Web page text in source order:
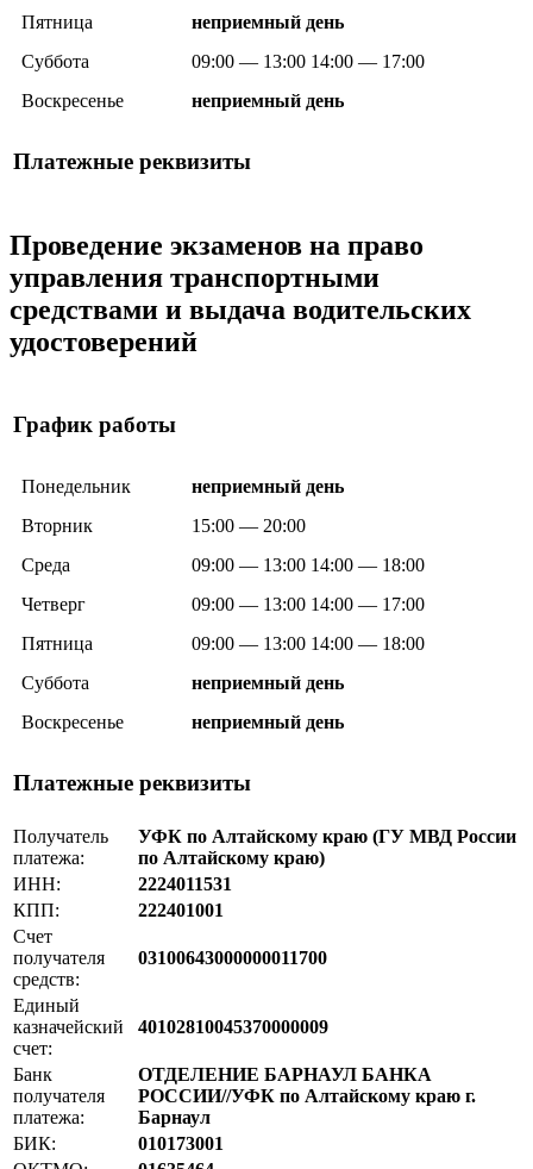
Пятница
неприемный день
Суббота
09:00 — 13:00 14:00 — 17:00
Воскресенье
неприемный день
Платежные реквизиты
Проведение экзаменов на право
управления транспортными
средствами и выдача водительских
удостоверений
График работы
Понедельник
неприемный день
Вторник
15:00 — 20:00
Среда
09:00 — 13:00 14:00 — 18:00
Четверг
09:00 — 13:00 14:00 — 17:00
Пятница
09:00 — 13:00 14:00 — 18:00
Суббота
неприемный день
Воскресенье
неприемный день
Платежные реквизиты
Получатель
платежа:
УФК по Алтайскому краю (ГУ МВД России
по Алтайскому краю)
ИНН:
2224011531
КПП:
222401001
Счет
получателя
средств:
03100643000000011700
Единый
казначейский
счет:
40102810045370000009
Банк
получателя
платежа:
ОТДЕЛЕНИЕ БАРНАУЛ БАНКА
РОССИИ//УФК по Алтайскому краю г.
Барнаул
БИК:
010173001